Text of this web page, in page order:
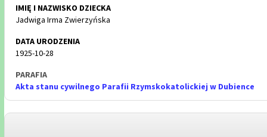
Jadwiga Irma Zwierzyńska
1925-10-28
Akta stanu cywilnego Parafii Rzymskokatolickiej w Dubience